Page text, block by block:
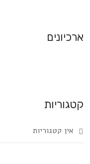
ארכיונים
קטגוריות
אין קטגוריות